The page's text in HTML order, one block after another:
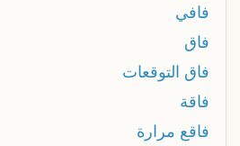
فافي
فاق
فاق التوقعات
فاقة
فاقع مرارة